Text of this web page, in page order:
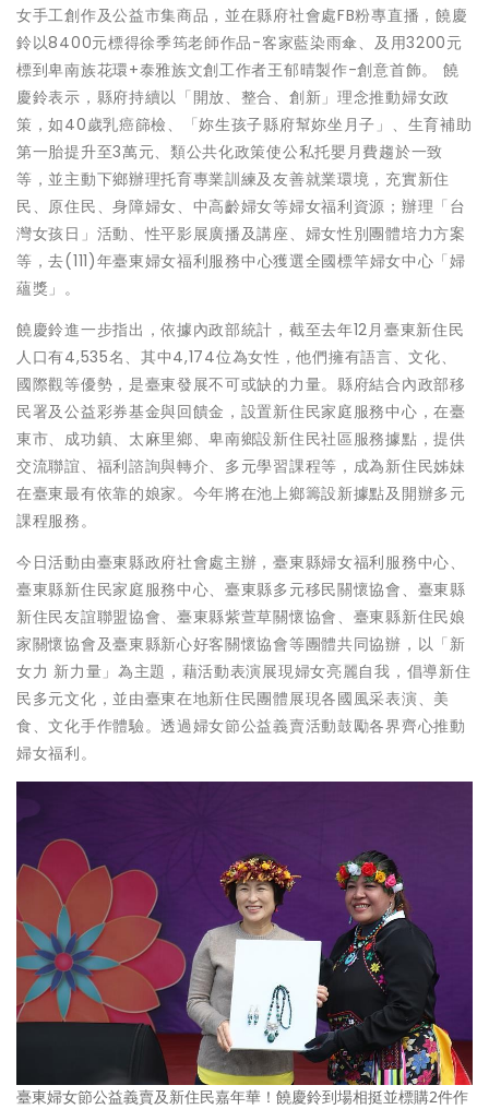
女手工創作及公益市集商品，並在縣府社會處FB粉專直播，饒慶
鈴以8400元標得徐季筠老師作品-客家藍染雨傘、及用3200元
標到卑南族花環+泰雅族文創工作者王郁晴製作-創意首飾。 饒
慶鈴表示，縣府持續以「開放、整合、創新」理念推動婦女政
策，如40歲乳癌篩檢、「妳生孩子縣府幫妳坐月子」、生育補助
第一胎提升至3萬元、類公共化政策使公私托嬰月費趨於一致
等，並主動下鄉辦理托育專業訓練及友善就業環境，充實新住
民、原住民、身障婦女、中高齡婦女等婦女福利資源；辦理「台
灣女孩日」活動、性平影展廣播及講座、婦女性別團體培力方案
等，去(111)年臺東婦女福利服務中心獲選全國標竿婦女中心「婦
蘊獎」。
饒慶鈴進一步指出，依據內政部統計，截至去年12月臺東新住民
人口有4,535名、其中4,174位為女性，他們擁有語言、文化、
國際觀等優勢，是臺東發展不可或缺的力量。縣府結合內政部移
民署及公益彩券基金與回饋金，設置新住民家庭服務中心，在臺
東市、成功鎮、太麻里鄉、卑南鄉設新住民社區服務據點，提供
交流聯誼、福利諮詢與轉介、多元學習課程等，成為新住民姊妹
在臺東最有依靠的娘家。今年將在池上鄉籌設新據點及開辦多元
課程服務。
今日活動由臺東縣政府社會處主辦，臺東縣婦女福利服務中心、
臺東縣新住民家庭服務中心、臺東縣多元移民關懷協會、臺東縣
新住民友誼聯盟協會、臺東縣紫萱草關懷協會、臺東縣新住民娘
家關懷協會及臺東縣新心好客關懷協會等團體共同協辦，以「新
女力 新力量」為主題，藉活動表演展現婦女亮麗自我，倡導新住
民多元文化，並由臺東在地新住民團體展現各國風采表演、美
食、文化手作體驗。透過婦女節公益義賣活動鼓勵各界齊心推動
婦女福利。
臺東婦女節公益義賣及新住民嘉年華！饒慶鈴到場相挺並標購2件作